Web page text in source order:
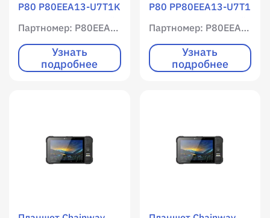
P80 P80EEA13-U7T1K
/ WLAN / Мобильный
интернет / 4096 RAM
/ 65536 ROM /
Цветной экран /
13 / Устройство +
АКБ + адаптер + USB-
С кабель +
Партномер: P80EEA13-U7T1K
Узнать
подробнее
P80 PP80EEA13-U7T1
/ WLAN / Мобильный
интернет / 4096 RAM
/ 65536 ROM /
Цветной экран /
13 / Устройство +
АКБ + адаптер + USB-
С кабель +
Партномер: P80EEA13-U7T1
Узнать
подробнее